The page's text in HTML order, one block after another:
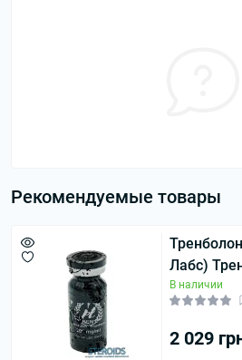
Рекомендуемые товары
Лабс)
В наличии
2 029